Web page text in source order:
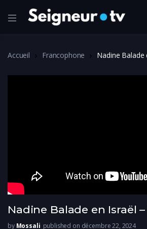
Accueil Francophone Nadine Balade
Nadine Balade en Israël
by Mossali published on décembre 22, 2024